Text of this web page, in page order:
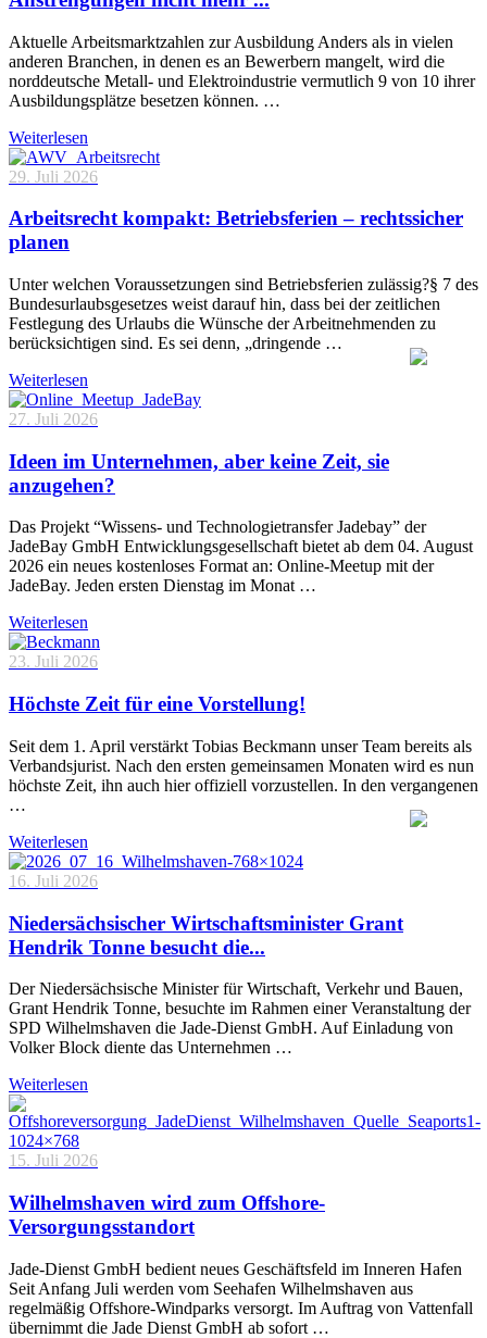
Aktuelle Arbeitsmarktzahlen zur Ausbildung Anders als in vielen
anderen Branchen, in denen es an Bewerbern mangelt, wird die
norddeutsche Metall- und Elektroindustrie vermutlich 9 von 10 ihrer
Ausbildungsplätze besetzen können. …
Weiterlesen
29. Juli 2026
Arbeitsrecht kompakt: Betriebsferien – rechtssicher
planen
Unter welchen Voraussetzungen sind Betriebsferien zulässig?§ 7 des
Bundesurlaubsgesetzes weist darauf hin, dass bei der zeitlichen
Festlegung des Urlaubs die Wünsche der Arbeitnehmenden zu
berücksichtigen sind. Es sei denn, „dringende …
Weiterlesen
27. Juli 2026
Ideen im Unternehmen, aber keine Zeit, sie
anzugehen?
Das Projekt “Wissens- und Technologietransfer Jadebay” der
JadeBay GmbH Entwicklungsgesellschaft bietet ab dem 04. August
2026 ein neues kostenloses Format an: Online-Meetup mit der
JadeBay. Jeden ersten Dienstag im Monat …
Weiterlesen
23. Juli 2026
Höchste Zeit für eine Vorstellung!
Seit dem 1. April verstärkt Tobias Beckmann unser Team bereits als
Verbandsjurist. Nach den ersten gemeinsamen Monaten wird es nun
höchste Zeit, ihn auch hier offiziell vorzustellen. In den vergangenen
…
Weiterlesen
16. Juli 2026
Niedersächsischer Wirtschaftsminister Grant
Hendrik Tonne besucht die...
Der Niedersächsische Minister für Wirtschaft, Verkehr und Bauen,
Grant Hendrik Tonne, besuchte im Rahmen einer Veranstaltung der
SPD Wilhelmshaven die Jade-Dienst GmbH. Auf Einladung von
Volker Block diente das Unternehmen …
Weiterlesen
15. Juli 2026
Wilhelmshaven wird zum Offshore-
Versorgungsstandort
Jade-Dienst GmbH bedient neues Geschäftsfeld im Inneren Hafen
Seit Anfang Juli werden vom Seehafen Wilhelmshaven aus
regelmäßig Offshore-Windparks versorgt. Im Auftrag von Vattenfall
übernimmt die Jade Dienst GmbH ab sofort …